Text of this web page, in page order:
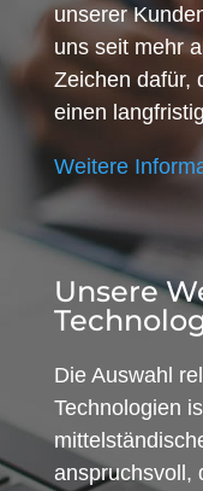
unserer
uns seit mehr
Zeichen dafür,
einen
Weitere
Unsere
Die Auswahl
Technologien
anspruchsvoll,